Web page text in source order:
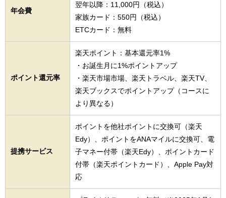
年会費
翌年以降：11,000円（税込）
家族カード：550円（税込）
ETCカード：無料
ポイント還元率
楽天ポイント：基本還元率1%
・お誕生月に1%ポイントアップ
・楽天市場市場、楽天トラベル、楽天TV、
楽天ブックスでポイントアップ（コースに
より異なる）
提携サービス
ポイントを他社ポイントに交換可（楽天
Edy）、ポイントをANAマイルに交換可、電
子マネー付帯（楽天Edy）、ポイントカード
付帯（楽天ポイントカード）、Apple Pay対
応